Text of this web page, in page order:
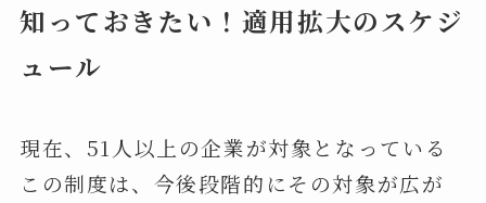
知っておきたい！適用拡大のスケジ
ュール
現在、51人以上の企業が対象となっている
この制度は、今後段階的にその対象が広が